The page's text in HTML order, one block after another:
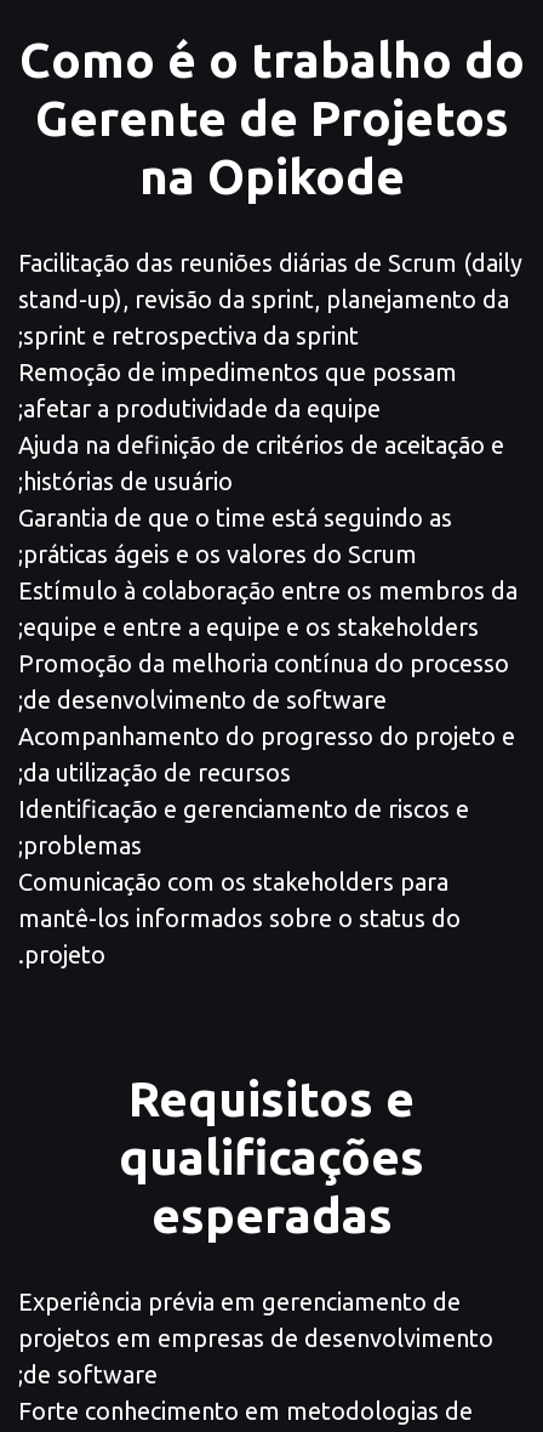
Como é o trabalho do
Gerente de Projetos
na Opikode
Facilitação das reuniões diárias de Scrum (daily
stand-up), revisão da sprint, planejamento da
sprint e retrospectiva da sprint;
Remoção de impedimentos que possam
afetar a produtividade da equipe;
Ajuda na definição de critérios de aceitação e
histórias de usuário;
Garantia de que o time está seguindo as
práticas ágeis e os valores do Scrum;
Estímulo à colaboração entre os membros da
equipe e entre a equipe e os stakeholders;
Promoção da melhoria contínua do processo
de desenvolvimento de software;
Acompanhamento do progresso do projeto e
da utilização de recursos;
Identificação e gerenciamento de riscos e
problemas;
Comunicação com os stakeholders para
mantê-los informados sobre o status do
projeto.
Requisitos e
qualificações
esperadas
Experiência prévia em gerenciamento de
projetos em empresas de desenvolvimento
de software;
Forte conhecimento em metodologias de